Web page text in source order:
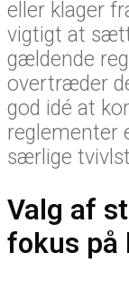
eller klager
vigtigt at
gældende
overtræder
god idé at
reglementer
særlige
Valg af
fokus på